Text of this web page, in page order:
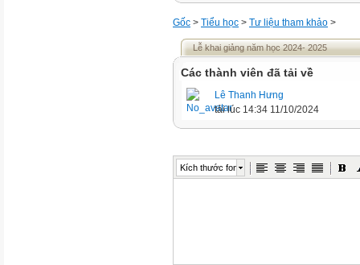
Gốc > Tiểu học > Tư liệu tham khảo >
Lễ khai giảng năm học 2024- 2025
Các thành viên đã tải về
Lê Thanh Hưng
tải lúc 14:34 11/10/2024
Kích thước font